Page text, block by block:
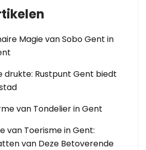
Magie van Sobo Gent in
drukte: Rustpunt Gent biedt
van Tondelier in Gent
van Toerisme in Gent:
van Deze Betoverende